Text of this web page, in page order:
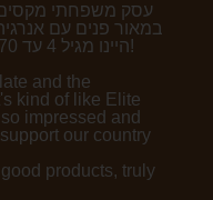
עסק משפחתי מקסים.
במאור פנים עם
היינו מגיל 4 עד 70 וכולם יצאו מרוצים. מומלץ וטעים!
and the
kind of like Elite
impressed and
our country
products, truly